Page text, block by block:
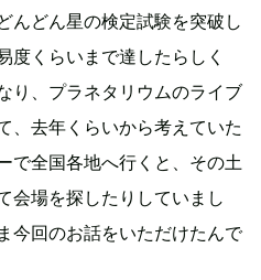
んどん星の検定試験を突破し
度くらいまで達したらしく
り、プラネタリウムのライブ
、去年くらいから考えていた
で全国各地へ行くと、その土
会場を探したりしていまし
今回のお話をいただけたんで